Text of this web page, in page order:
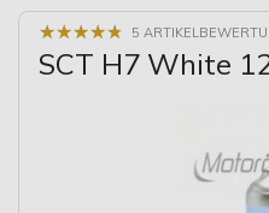
★★★★★
★★★★★ 5
SCT H7 White